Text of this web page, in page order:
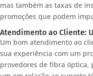
mas também as taxas de
promoções que podem
Atendimento ao Cliente:
Um bom atendimento ao
sua experiência com um
provedores de fibra óptica,